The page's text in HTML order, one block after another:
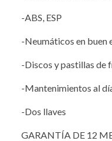
-ABS, ESP
-Neumáticos en buen
-Discos y pastillas de
-Mantenimientos al
-Dos llaves
GARANTÍA DE 12